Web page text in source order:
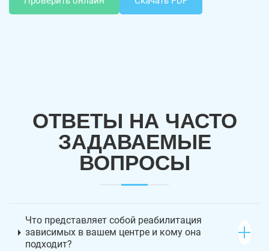
ОТВЕТЫ НА ЧАСТО
ЗАДАВАЕМЫЕ
ВОПРОСЫ
Что представляет собой реабилитация
зависимых в вашем центре и кому она
подходит?